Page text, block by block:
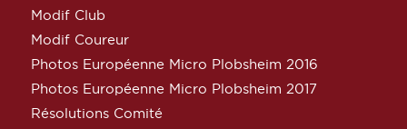
Modif Club
Modif Coureur
Photos Européenne Micro Plobsheim 2016
Photos Européenne Micro Plobsheim 2017
Résolutions Comité